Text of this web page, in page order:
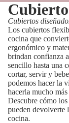
Cubiertos
Los cubiertos
cocina que
ergonómico y
brindan confianza
sencillo hasta una
cortar, servir y
podemos hacer la
hacerla mucho
Descubre cómo
pueden devolverte
cocina.